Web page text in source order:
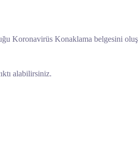
Koronavirüs Konaklama belgesini
alabilirsiniz.